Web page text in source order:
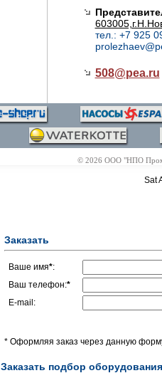
тел.: +7 925
508@pea.ru
© 2026 ООО "НПО
Sat
Заказать
Ваше имя*:
Ваш телефон:*
E-mail:
* Оформляя заказ через данную
Заказать подбор оборудования